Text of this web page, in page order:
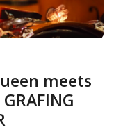
meets